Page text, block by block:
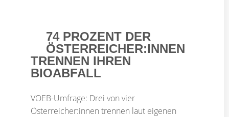
74 PROZENT DER
ÖSTERREICHER:INNEN
TRENNEN IHREN
BIOABFALL
VOEB-Umfrage: Drei von vier
Österreicher:innen trennen laut eigenen